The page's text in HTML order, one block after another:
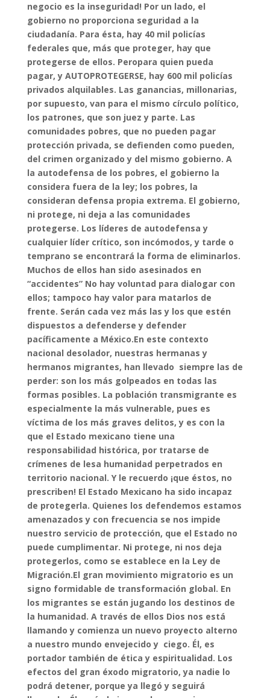
negocio es la inseguridad! Por un lado, el
gobierno no proporciona seguridad a la
ciudadanía. Para ésta, hay 40 mil policías
federales que, más que proteger, hay que
protegerse de ellos. Peropara quien pueda
pagar, y AUTOPROTEGERSE, hay 600 mil policías
privados alquilables. Las ganancias, millonarias,
por supuesto, van para el mismo círculo político,
los patrones, que son juez y parte. Las
comunidades pobres, que no pueden pagar
protección privada, se defienden como pueden,
del crimen organizado y del mismo gobierno. A
la autodefensa de los pobres, el gobierno la
considera fuera de la ley; los pobres, la
consideran defensa propia extrema. El gobierno,
ni protege, ni deja a las comunidades
protegerse. Los líderes de autodefensa y
cualquier líder crítico, son incómodos, y tarde o
temprano se encontrará la forma de eliminarlos.
Muchos de ellos han sido asesinados en
“accidentes” No hay voluntad para dialogar con
ellos; tampoco hay valor para matarlos de
frente. Serán cada vez más las y los que estén
dispuestos a defenderse y defender
pacíficamente a México.En este contexto
nacional desolador, nuestras hermanas y
hermanos migrantes, han llevado siempre las de
perder: son los más golpeados en todas las
formas posibles. La población transmigrante es
especialmente la más vulnerable, pues es
víctima de los más graves delitos, y es con la
que el Estado mexicano tiene una
responsabilidad histórica, por tratarse de
crímenes de lesa humanidad perpetrados en
territorio nacional. Y le recuerdo ¡que éstos, no
prescriben! El Estado Mexicano ha sido incapaz
de protegerla. Quienes los defendemos estamos
amenazados y con frecuencia se nos impide
nuestro servicio de protección, que el Estado no
puede cumplimentar. Ni protege, ni nos deja
protegerlos, como se establece en la Ley de
Migración.El gran movimiento migratorio es un
signo formidable de transformación global. En
los migrantes se están jugando los destinos de
la humanidad. A través de ellos Dios nos está
llamando y comienza un nuevo proyecto alterno
a nuestro mundo envejecido y ciego. Él, es
portador también de ética y espiritualidad. Los
efectos del gran éxodo migratorio, ya nadie lo
podrá detener, porque ya llegó y seguirá